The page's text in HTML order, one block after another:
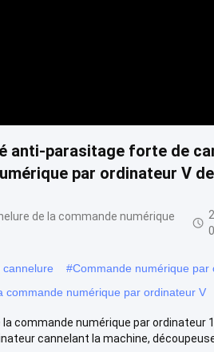
anti-parasitage forte de
par ordinateur V
de la commande numérique
#Commande numérique par
commande numérique par ordinateur V
commande numérique par ordinateur
cannelant la machine,